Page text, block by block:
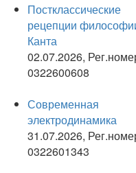
Постклассические
рецепции
Канта
02.07.2026,
0322600608
Современная
электродинамика
31.07.2026,
0322601343